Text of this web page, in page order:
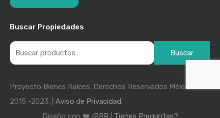
Buscar Propiedades
Buscar
Proyecto Bienes Raíces. Derechos Reservados México
2015 -2023. | Aviso de Privacidad.
Diseño con ❤️ IPBR Tienes Preguntas?